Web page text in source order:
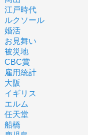
江戸時代
ルクソール
婚活
お見舞い
被災地
CBC賞
雇用統計
大阪
イギリス
エルム
任天堂
船橋